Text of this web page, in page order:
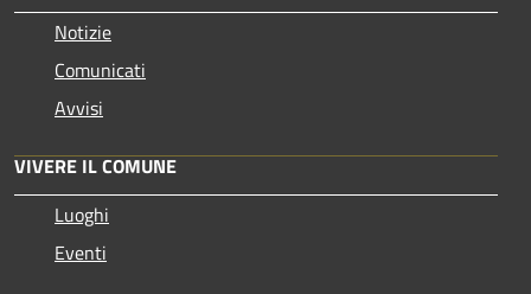
Notizie
Comunicati
Avvisi
VIVERE IL COMUNE
Luoghi
Eventi